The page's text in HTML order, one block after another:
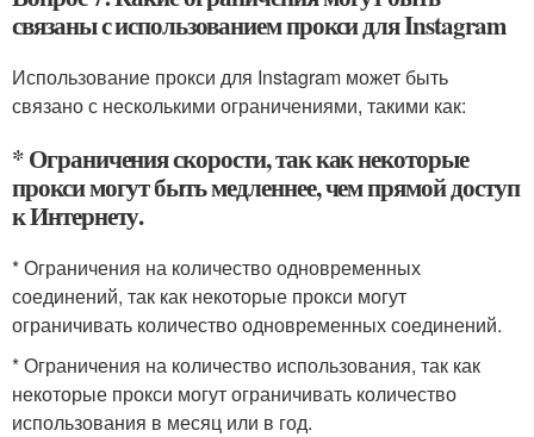
связаны с использованием прокси для Instagram
Использование прокси для Instagram может быть
связано с несколькими ограничениями, такими как:
* Ограничения скорости, так как некоторые
прокси могут быть медленнее, чем прямой доступ
к Интернету.
* Ограничения на количество одновременных
соединений, так как некоторые прокси могут
ограничивать количество одновременных соединений.
* Ограничения на количество использования, так как
некоторые прокси могут ограничивать количество
использования в месяц или в год.